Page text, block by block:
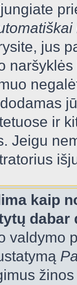
jus
ir
Jeigu
kaip
valdymo